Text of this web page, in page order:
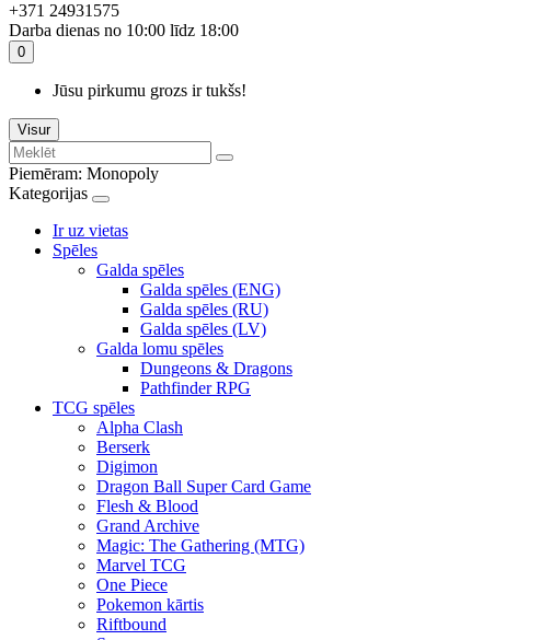
+371 24931575
Darba dienas no 10:00 līdz 18:00
0
Jūsu pirkumu grozs ir tukšs!
Visur
Piemēram: Monopoly
Kategorijas
Ir uz vietas
Spēles
Galda spēles
Galda spēles (ENG)
Galda spēles (RU)
Galda spēles (LV)
Galda lomu spēles
Dungeons & Dragons
Pathfinder RPG
TCG spēles
Alpha Clash
Berserk
Digimon
Dragon Ball Super Card Game
Flesh & Blood
Grand Archive
Magic: The Gathering (MTG)
Marvel TCG
One Piece
Pokemon kārtis
Riftbound